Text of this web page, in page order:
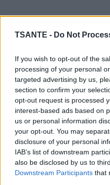
TSANTE - Do Not
If you wish to opt-out of the
processing of your personal
targeted advertising by us,
section to confirm your
opt-out request is processed
interest-based ads based on
us or personal information
your opt-out. You may
disclosure of your personal
IAB’s list of downstream
also be disclosed by us to
Downstream Participants that
Laissez cuir pendant 15
ce tems écoulé, ajoutez
Passez le mélange au
feu doux quelques
fromage blanc.
2. La soupe aux brocolis :